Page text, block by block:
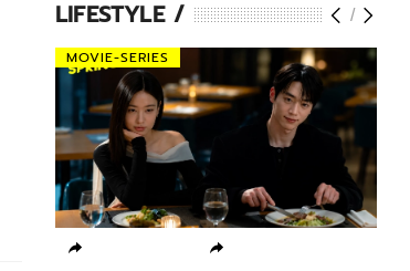
LIFESTYLE
SPRING-LIFE